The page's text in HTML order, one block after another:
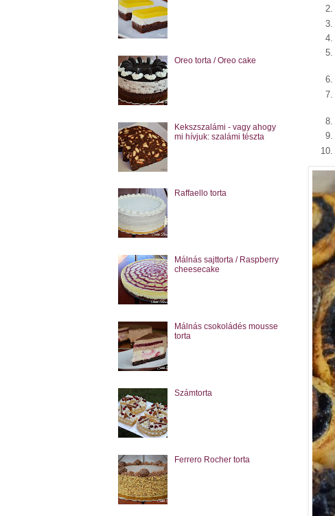
Oreo torta / Oreo cake
Kekszszalámi - vagy ahogy
mi hívjuk: szalámi tészta
Raffaello torta
Málnás sajttorta / Raspberry
cheesecake
Málnás csokoládés mousse
torta
Számtorta
Ferrero Rocher torta